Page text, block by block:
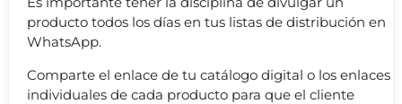
producto todos los días en tus listas de distribución en
WhatsApp.
Comparte el enlace de tu catálogo digital o los enlaces
individuales de cada producto para que el cliente